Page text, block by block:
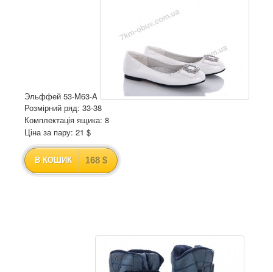
Эльффей 53-M63-A
Розмірний ряд: 33-38
Комплектація ящика: 8
Ціна за пару: 21 $
В КОШИК 168 $